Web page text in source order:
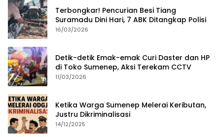
Terbongkar! Pencurian Besi Tiang
Suramadu Dini Hari, 7 ABK Ditangkap Polisi
16/03/2026
Detik-detik Emak-emak Curi Daster dan HP
di Toko Sumenep, Aksi Terekam CCTV
11/03/2026
Ketika Warga Sumenep Melerai Keributan,
Justru Dikriminalisasi
14/12/2025